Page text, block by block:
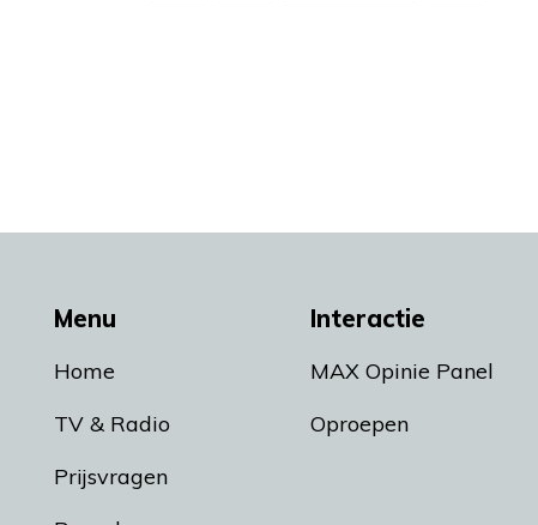
Menu
Home
TV & Radio
Prijsvragen
Interactie
MAX Opinie Panel
Oproepen